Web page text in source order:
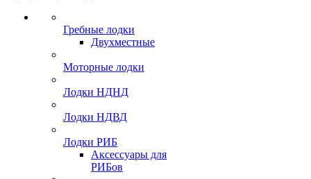
Гребные лодки
Двухместные
Моторные лодки
Лодки НДНД
Лодки НДВД
Лодки РИБ
Аксессуары для
РИБов